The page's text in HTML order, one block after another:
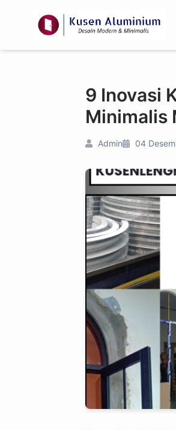
9 Inovasi
Minimalis
Admin 04